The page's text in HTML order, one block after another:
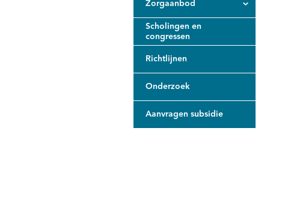
Zorgaanbod
Scholingen en
congressen
Richtlijnen
Onderzoek
Aanvragen subsidie